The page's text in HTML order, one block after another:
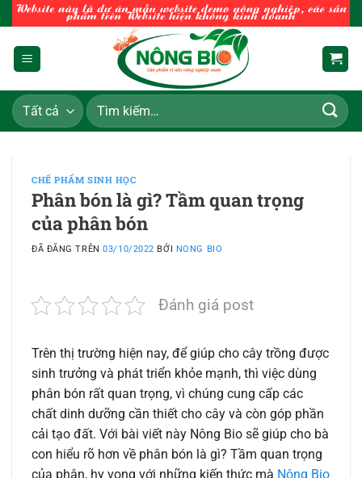
Chuyển
đến
nội
dung
Tìm
kiếm:
CHẾ PHẨM SINH HỌC
Phân bón là gì? Tầm quan trọng
của phân bón
ĐÃ ĐĂNG TRÊN03/10/2022 BỞI NONG BIO
Đánh giá post
Trên thị trường hiện nay, để giúp cho cây trồng được
sinh trưởng và phát triển khỏe mạnh, thì việc dùng
phân bón rất quan trọng, vì chúng cung cấp các
chất dinh dưỡng cần thiết cho cây và còn góp phần
cải tạo đất. Với bài viết này Nông Bio sẽ giúp cho bà
con hiểu rõ hơn về phân bón là gì? Tầm quan trọng
của phân, hy vọng với những kiến thức mà Nông Bio